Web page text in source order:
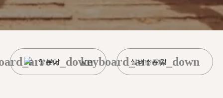
일본어 실버스프링
keyboard_arrow_down